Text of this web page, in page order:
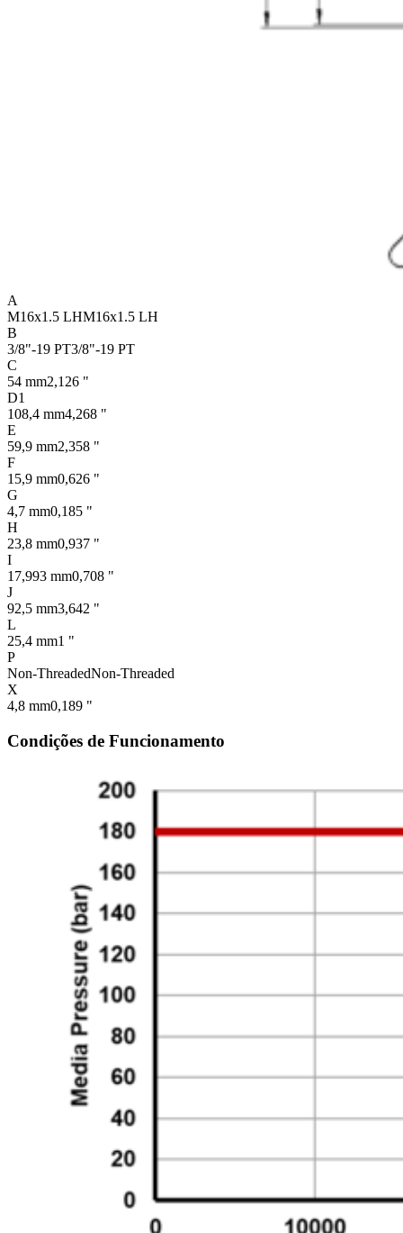
A
M16x1.5 LHM16x1.5 LH
B
3/8"-19 PT3/8"-19 PT
C
54 mm2,126 "
D1
108,4 mm4,268 "
E
59,9 mm2,358 "
F
15,9 mm0,626 "
G
4,7 mm0,185 "
H
23,8 mm0,937 "
I
17,993 mm0,708 "
J
92,5 mm3,642 "
L
25,4 mm1 "
P
Non-ThreadedNon-Threaded
X
4,8 mm0,189 "
Condições de Funcionamento